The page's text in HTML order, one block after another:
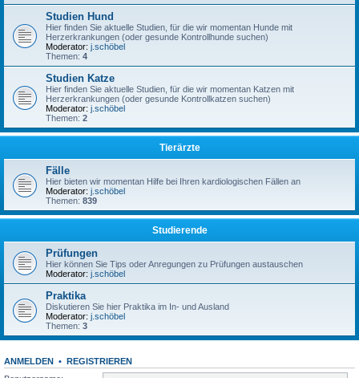
Studien Hund
Hier finden Sie aktuelle Studien, für die wir momentan Hunde mit
Herzerkrankungen (oder gesunde Kontrollhunde suchen)
Moderator: j.schöbel
Themen: 4
Studien Katze
Hier finden Sie aktuelle Studien, für die wir momentan Katzen mit
Herzerkrankungen (oder gesunde Kontrollkatzen suchen)
Moderator: j.schöbel
Themen: 2
Tierärzte
Fälle
Hier bieten wir momentan Hilfe bei Ihren kardiologischen Fällen an
Moderator: j.schöbel
Themen: 839
Studierende
Prüfungen
Hier können Sie Tips oder Anregungen zu Prüfungen austauschen
Moderator: j.schöbel
Praktika
Diskutieren Sie hier Praktika im In- und Ausland
Moderator: j.schöbel
Themen: 3
ANMELDEN • REGISTRIEREN